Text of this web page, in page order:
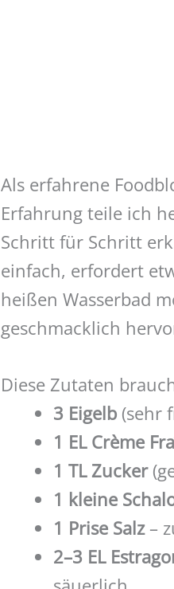
Als erfahrene
Erfahrung teile ich
Schritt für Schritt
einfach, erfordert
heißen Wasserbad
geschmacklich
Diese Zutaten
3 Eigelb(sehr
1 EL Crème
1 TL Zucker
1 kleine
1 Prise Salz–
2–3 EL